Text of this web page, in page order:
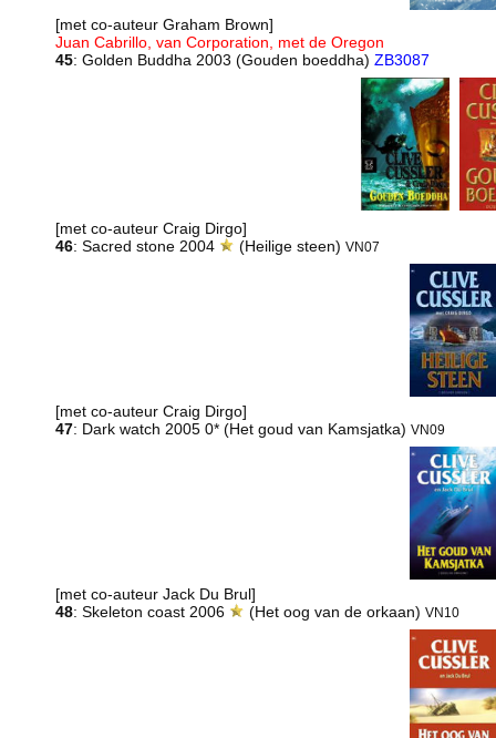
[met co-auteur Graham Brown]
Juan Cabrillo, van Corporation, met de Oregon
45: Golden Buddha 2003 (Gouden boeddha) ZB3087
[met co-auteur Craig Dirgo]
46: Sacred stone 2004 (Heilige steen)VN07
[met co-auteur Craig Dirgo]
47: Dark watch 2005 0* (Het goud van Kamsjatka) VN09
[met co-auteur Jack Du Brul]
48: Skeleton coast 2006 (Het oog van de orkaan)VN10